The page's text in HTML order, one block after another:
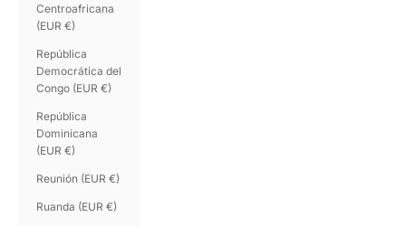
Centroafricana
(EUR €)
República
Democrática del
Congo (EUR €)
República
Dominicana
(EUR €)
Reunión (EUR €)
Ruanda (EUR €)